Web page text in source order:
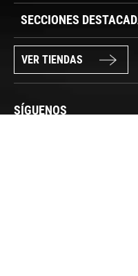
SECCIONES
VER TIENDAS
SÍGUENOS